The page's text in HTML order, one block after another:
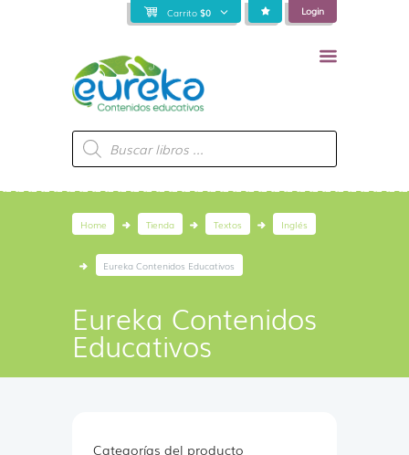
Carrito $0 Login
Búsqueda
de
productos
Home Tienda Textos Inglés
Eureka Contenidos Educativos
Eureka Contenidos
Educativos
Categorías del producto